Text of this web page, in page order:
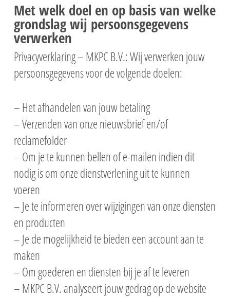
Met welk doel en op basis van welke
grondslag wij persoonsgegevens
verwerken
Privacyverklaring – MKPC B.V.: Wij verwerken jouw
persoonsgegevens voor de volgende doelen:
– Het afhandelen van jouw betaling
– Verzenden van onze nieuwsbrief en/of
reclamefolder
– Om je te kunnen bellen of e-mailen indien dit
nodig is om onze dienstverlening uit te kunnen
voeren
– Je te informeren over wijzigingen van onze diensten
en producten
– Je de mogelijkheid te bieden een account aan te
maken
– Om goederen en diensten bij je af te leveren
– MKPC B.V. analyseert jouw gedrag op de website